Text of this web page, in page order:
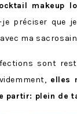
makeup
je préciser que
ma
sont
elles
partir: plein de